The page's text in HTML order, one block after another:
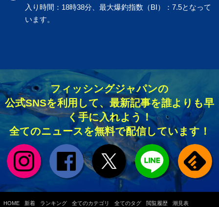
入り時間：18時38分、最大爆釣指数（BI）：7.5となって
います。
フィッシングジャパンの
公式SNSを利用して、最新記事を誰よりも早
く手に入れよう！
全てのニュースを無料で配信しています！
HOME 新着 ランキング 全てのカテゴリ 全てのタグ 閲覧履歴 潮見表